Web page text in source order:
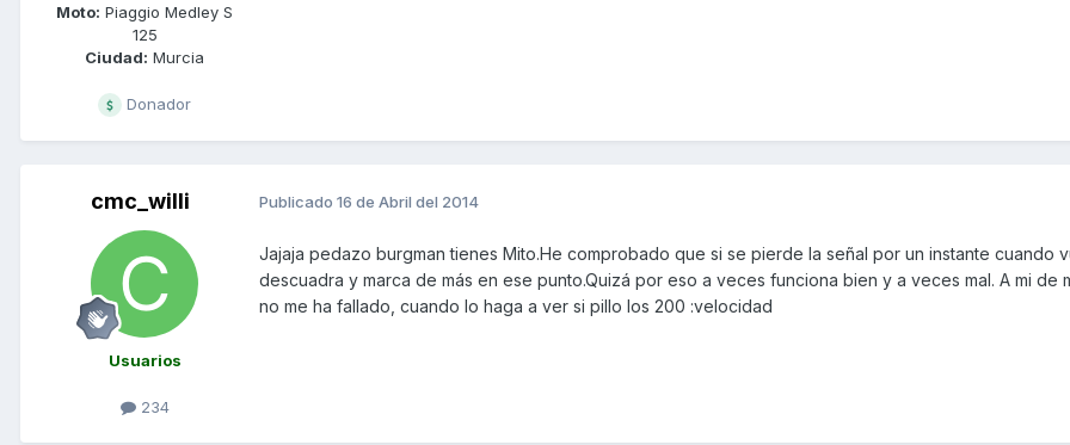
Moto: Piaggio Medley S
125
Ciudad: Murcia
Donador
cmc_willi
Usuarios
234
Publicado 16 de Abril del 2014
Jajaja pedazo burgman tienes Mito.He comprobado que si se pierde la señal por un instante cuando
descuadra y marca de más en ese punto.Quizá por eso a veces funciona bien y a veces mal. A mi de
no me ha fallado, cuando lo haga a ver si pillo los 200 :velocidad